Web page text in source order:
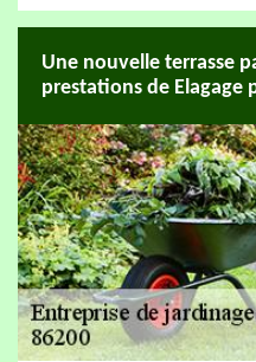
Une nouvelle terrasse
prestations de Elagage